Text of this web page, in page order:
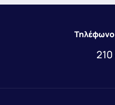
Τηλέφωνο